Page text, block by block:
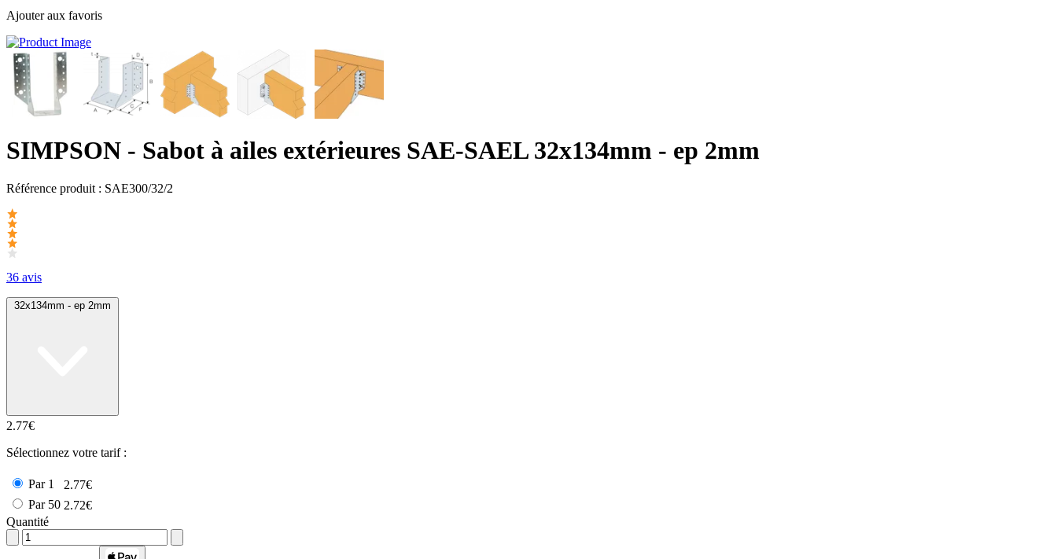
Ajouter aux favoris
SIMPSON - Sabot à ailes extérieures SAE-SAEL 32x134mm - ep 2mm
Référence produit : SAE300/32/2
36 avis
32x134mm - ep 2mm
2.77€
Sélectionnez votre tarif :
Par 1
2.77€
Par 50 2.72€
Quantité